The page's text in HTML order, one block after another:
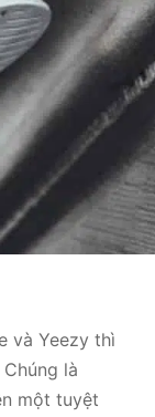
và Yeezy thì
là
một tuyệt